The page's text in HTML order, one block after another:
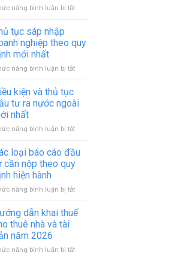
năng bình luận bị tắtở
hoạt
in
ký
hoạt
cơ
in
mới
tục sáp nhập
nghiệp theo quy
mới nhất
năng bình luận bị tắtở
sáp
nhập
nghiệp
quy
kiện và thủ tục
tư ra nước ngoài
nhất
năng bình luận bị tắtở
kiện
đầu
ra
nhất
loại báo cáo đầu
cần nộp theo quy
hiện hành
năng bình luận bị tắtở
loại
báo
tư
dẫn khai thuế
thuê nhà và tài
năm 2026
năng bình luận bị tắtở